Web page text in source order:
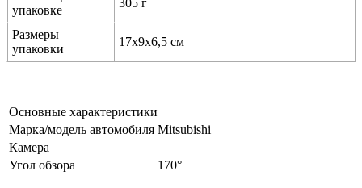
упаковке
305 г
Размеры
упаковки
17х9х6,5 см
Основные характеристики
Марка/модель автомобиля Mitsubishi
Камера
Угол обзора
170°